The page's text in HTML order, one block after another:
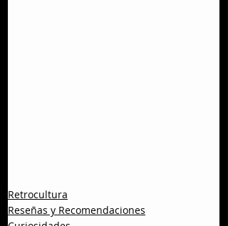
Retrocultura
Reseñas y Recomendaciones